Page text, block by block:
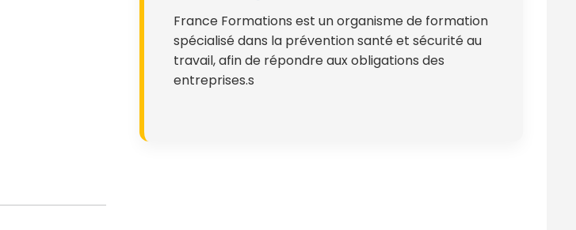
France Formations est un organisme de formation
spécialisé dans la prévention santé et sécurité au
travail, afin de répondre aux obligations des
entreprises.s